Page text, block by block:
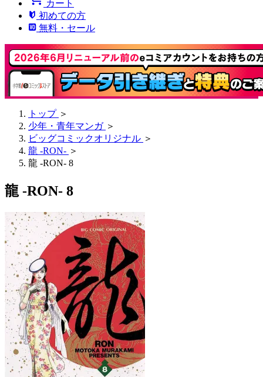
カート
初めての方
無料・セール
トップ ＞
少年・青年マンガ ＞
ビッグコミックオリジナル ＞
龍 -RON- ＞
龍 -RON- 8
龍 -RON- 8